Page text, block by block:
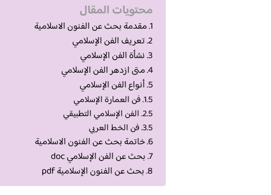
محتويات المقال
مقدمة بحث عن الفنون الاسلامية
تعريف الفن الإسلامي
نشأة الفن الإسلامي
متى ازدهر الفن الإسلامي
أنواع الفن الإسلامي
فن العمارة الإسلامي
الفن الإسلامي التطبيقي
فن الخط العربي
خاتمة بحث عن الفنون الاسلامية
بحث عن الفن الإسلامي doc
بحث عن الفنون الإسلامية pdf